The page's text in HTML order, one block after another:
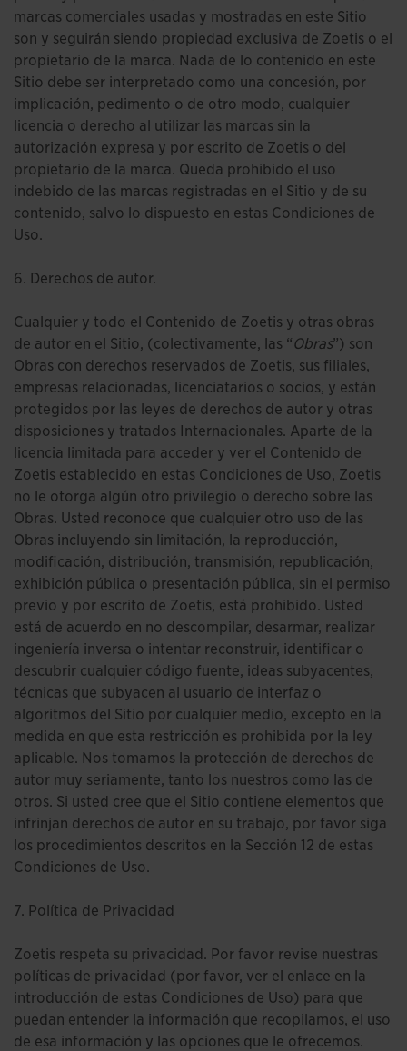
marcas comerciales usadas y mostradas en este Sitio
son y seguirán siendo propiedad exclusiva de Zoetis o el
propietario de la marca. Nada de lo contenido en este
Sitio debe ser interpretado como una concesión, por
implicación, pedimento o de otro modo, cualquier
licencia o derecho al utilizar las marcas sin la
autorización expresa y por escrito de Zoetis o del
propietario de la marca. Queda prohibido el uso
indebido de las marcas registradas en el Sitio y de su
contenido, salvo lo dispuesto en estas Condiciones de
Uso.
6. Derechos de autor.
Cualquier y todo el Contenido de Zoetis y otras obras
de autor en el Sitio, (colectivamente, las “Obras”) son
Obras con derechos reservados de Zoetis, sus filiales,
empresas relacionadas, licenciatarios o socios, y están
protegidos por las leyes de derechos de autor y otras
disposiciones y tratados Internacionales. Aparte de la
licencia limitada para acceder y ver el Contenido de
Zoetis establecido en estas Condiciones de Uso, Zoetis
no le otorga algún otro privilegio o derecho sobre las
Obras. Usted reconoce que cualquier otro uso de las
Obras incluyendo sin limitación, la reproducción,
modificación, distribución, transmisión, republicación,
exhibición pública o presentación pública, sin el permiso
previo y por escrito de Zoetis, está prohibido. Usted
está de acuerdo en no descompilar, desarmar, realizar
ingeniería inversa o intentar reconstruir, identificar o
descubrir cualquier código fuente, ideas subyacentes,
técnicas que subyacen al usuario de interfaz o
algoritmos del Sitio por cualquier medio, excepto en la
medida en que esta restricción es prohibida por la ley
aplicable. Nos tomamos la protección de derechos de
autor muy seriamente, tanto los nuestros como las de
otros. Si usted cree que el Sitio contiene elementos que
infrinjan derechos de autor en su trabajo, por favor siga
los procedimientos descritos en la Sección 12 de estas
Condiciones de Uso.
7. Política de Privacidad
Zoetis respeta su privacidad. Por favor revise nuestras
políticas de privacidad (por favor, ver el enlace en la
introducción de estas Condiciones de Uso) para que
puedan entender la información que recopilamos, el uso
de esa información y las opciones que le ofrecemos.